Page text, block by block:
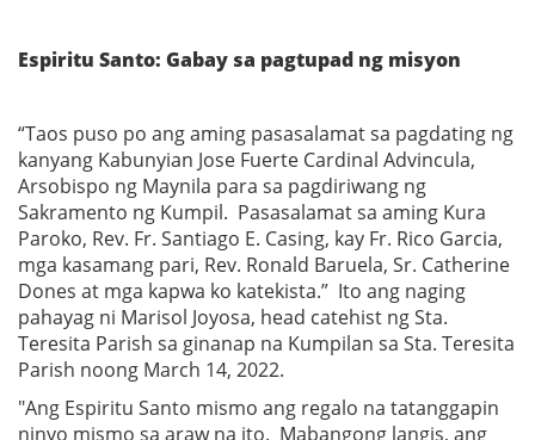
Espiritu Santo: Gabay sa pagtupad ng misyon
“Taos puso po ang aming pasasalamat sa pagdating ng
kanyang Kabunyian Jose Fuerte Cardinal Advincula,
Arsobispo ng Maynila para sa pagdiriwang ng
Sakramento ng Kumpil. Pasasalamat sa aming Kura
Paroko, Rev. Fr. Santiago E. Casing, kay Fr. Rico Garcia,
mga kasamang pari, Rev. Ronald Baruela, Sr. Catherine
Dones at mga kapwa ko katekista.” Ito ang naging
pahayag ni Marisol Joyosa, head catehist ng Sta.
Teresita Parish sa ginanap na Kumpilan sa Sta. Teresita
Parish noong March 14, 2022.
"Ang Espiritu Santo mismo ang regalo na tatanggapin
ninyo mismo sa araw na ito. Mabangong langis, ang